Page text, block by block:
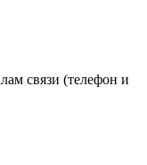
связи (телефон и